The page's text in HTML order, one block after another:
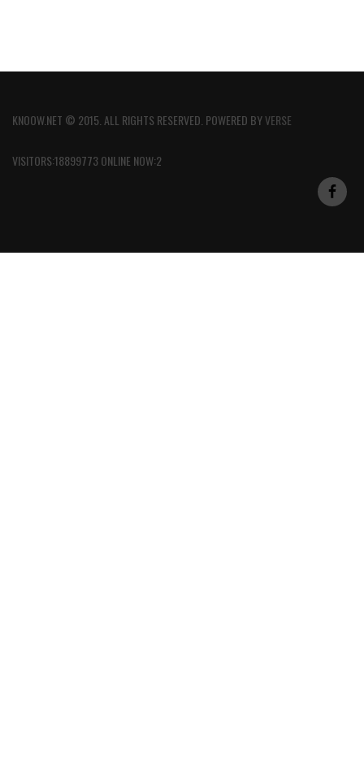
KNOOW.NET © 2015. ALL RIGHTS RESERVED. POWERED BYVERSE
VISITORS:18899773 ONLINE NOW:2